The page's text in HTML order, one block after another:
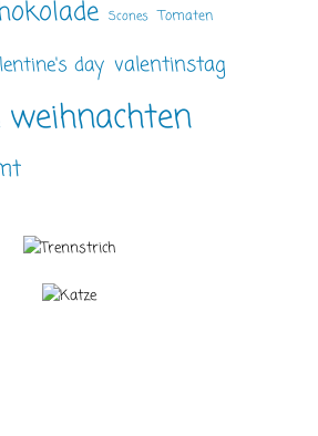
Scones Tomaten
day valentinstag
weihnachten